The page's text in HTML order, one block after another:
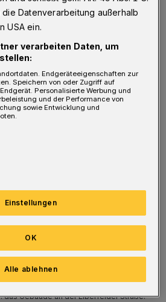
Termin vor einem Jahr
der Stadt, des
des
(BEV) und der
habe sich kaum
das Gebäude an der Elberfelder Straße.
die Datenverarbeitung außerhalb
USA ein.
verarbeiten Daten, um
Endgeräteeigenschaften zur
Speichern von oder Zugriff auf
Personalisierte Werbung und
und der Performance von
sowie Entwicklung und
Einstellungen
Alle ablehnen
OK